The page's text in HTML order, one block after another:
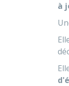
à